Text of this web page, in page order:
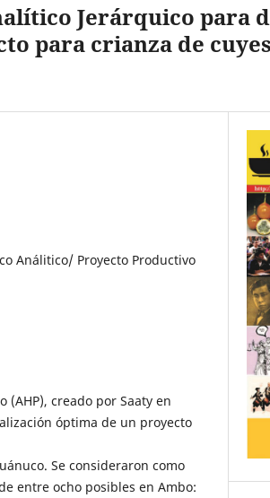
Jerárquico para
para crianza de
Análitico/ Proyecto Productivo
(AHP), creado por Saaty en
óptima de un proyecto
Se consideraron como
entre ocho posibles en Ambo: